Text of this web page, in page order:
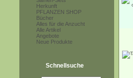
Herkunft
PFLANZEN SHOP
Bücher
Alles für die Anzucht
Alle Artikel
Angebote
Neue Produkte
Schnellsuche